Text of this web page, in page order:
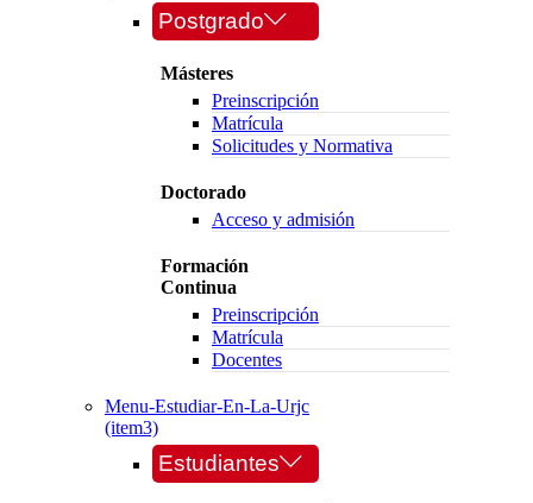
Postgrado
Másteres
Preinscripción
Matrícula
Solicitudes y Normativa
Doctorado
Acceso y admisión
Formación
Continua
Preinscripción
Matrícula
Docentes
Menu-Estudiar-En-La-Urjc
(item3)
Estudiantes